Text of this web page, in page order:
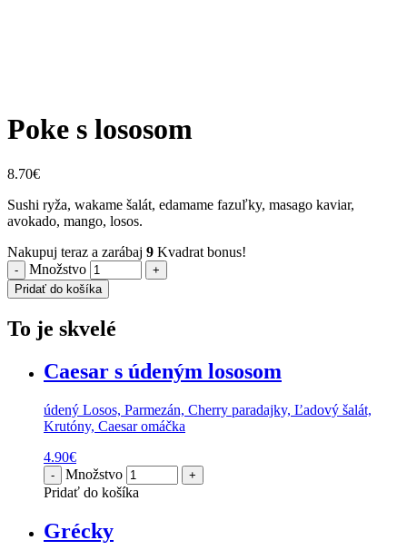
Poke s lososom
8.70€
Sushi ryža, wakame šalát, edamame fazuľky, masago kaviar,
avokado, mango, losos.
Nakupuj teraz a zarábaj 9 Kvadrat bonus!
Množstvo
Pridať do košíka
To je skvelé
Caesar s údeným lososom
údený Losos, Parmezán, Cherry paradajky, Ľadový šalát,
Krutóny, Caesar omáčka
4.90€
Množstvo
Pridať do košíka
Grécky